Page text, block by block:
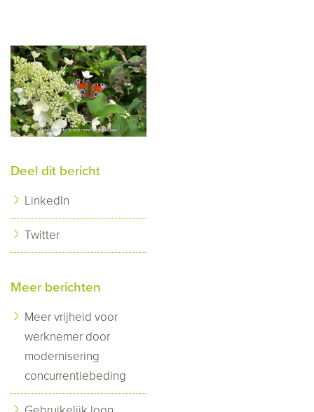
Deel dit bericht
LinkedIn
Twitter
Meer berichten
Meer vrijheid voor
werknemer door
modernisering
concurrentiebeding